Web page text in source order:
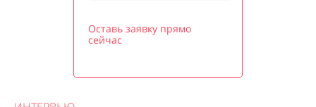
Оставь заявку прямо
сейчас